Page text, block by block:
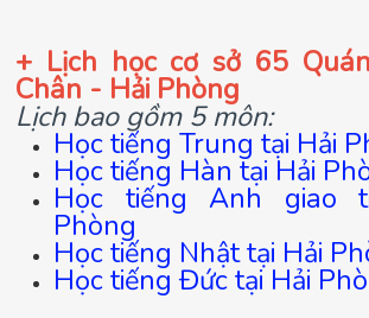
+ Lịch học cơ sở 65
Chân - Hải Phòng
Lịch bao gồm 5 môn:
Học tiếng Trung tại Hải
Học tiếng Hàn tại Hải
Học tiếng Anh giao
Phòng
Học tiếng Nhật tại Hải
Học tiếng Đức tại Hải